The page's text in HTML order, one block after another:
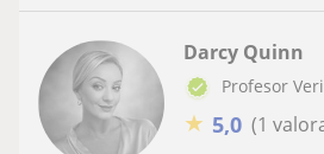
Darcy Quinn
Profesor
★ 5,0 (1